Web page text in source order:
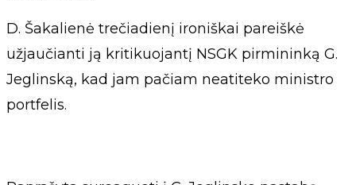
D. Šakalienė trečiadienį ironiškai pareiškė
užjaučianti ją kritikuojantį NSGK pirmininką G.
Jeglinską, kad jam pačiam neatiteko ministro
portfelis.